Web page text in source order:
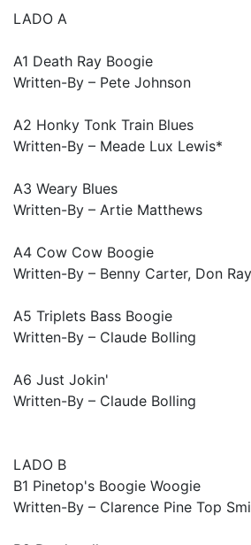
LADO A
A1 Death Ray Boogie
Written-By – Pete Johnson
A2 Honky Tonk Train Blues
Written-By – Meade Lux Lewis*
A3 Weary Blues
Written-By – Artie Matthews
A4 Cow Cow Boogie
Written-By – Benny Carter, Don
A5 Triplets Bass Boogie
Written-By – Claude Bolling
A6 Just Jokin'
Written-By – Claude Bolling
LADO B
B1 Pinetop's Boogie Woogie
Written-By – Clarence Pine Top